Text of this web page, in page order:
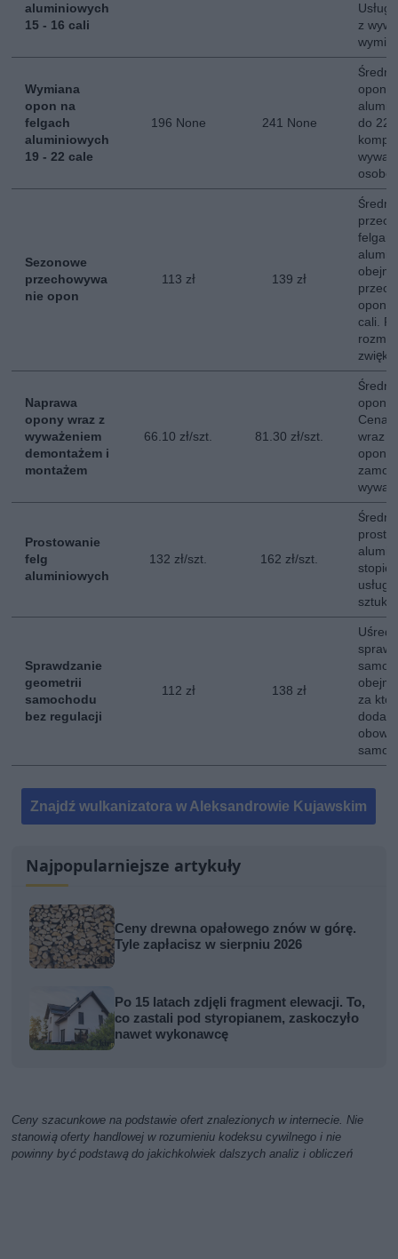
aluminiowych
15 - 16 cali
z
Wymiana
opon na
felgach
aluminiowych
19 - 22 cale
196 None 241 None
Średni
opon
do 22
Sezonowe
przechowywa
nie opon
113 zł 139 zł
Średni
opon
cali.
Naprawa
opony wraz z
wyważeniem
demontażem i
montażem
66.10 zł/szt. 81.30 zł/szt.
Średni
opony
Cena
wraz
Prostowanie
felg
aluminiowych
132 zł/szt. 162 zł/szt.
sztukę.
Sprawdzanie
geometrii
samochodu
bez regulacji
112 zł 138 zł
za
Znajdź wulkanizatora w Aleksandrowie Kujawskim
Najpopularniejsze artykuły
Ceny drewna opałowego znów w górę.
Tyle zapłacisz w sierpniu 2026
Po 15 latach zdjęli fragment elewacji. To,
co zastali pod styropianem, zaskoczyło
nawet wykonawcę
Ceny szacunkowe na podstawie ofert znalezionych w internecie. Nie
stanowią oferty handlowej w rozumieniu kodeksu cywilnego i nie
powinny być podstawą do jakichkolwiek dalszych analiz i obliczeń